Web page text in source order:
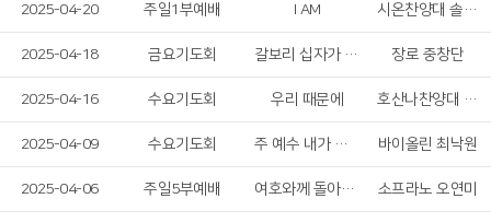
2025-04-20 주일1부예배 I AM 시온찬양대 솔리스트중창단
2025-04-18 금요기도회 갈보리 십자가 & 그날이 도적같이 장로 중창단
2025-04-16 수요기도회 우리 때문에 호산나찬양대 여성 솔리스트
2025-04-09 수요기도회 주 예수 내가 알기 전 & 주는 나의 참 친구 바이올린 최낙원
2025-04-06 주일5부예배 여호와께 돌아가자 소프라노 오연미